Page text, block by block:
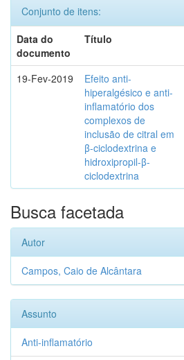
Conjunto de itens:
Data do
documento
Título
19-Fev-2019
Efeito anti-
hiperalgésico e anti-
inflamatório dos
complexos de
inclusão de citral em
β-ciclodextrina e
hidroxipropil-β-
ciclodextrina
Busca facetada
Autor
Campos, Caio de Alcântara
Assunto
Anti-inflamatório